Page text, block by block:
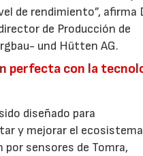
de rendimiento”, afirma
de Producción de
und Hütten AG.
perfecta con la
diseñado para
y mejorar el
por sensores de Tomra,